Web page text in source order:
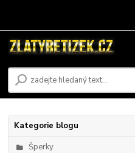
Kategorie blogu
Šperky